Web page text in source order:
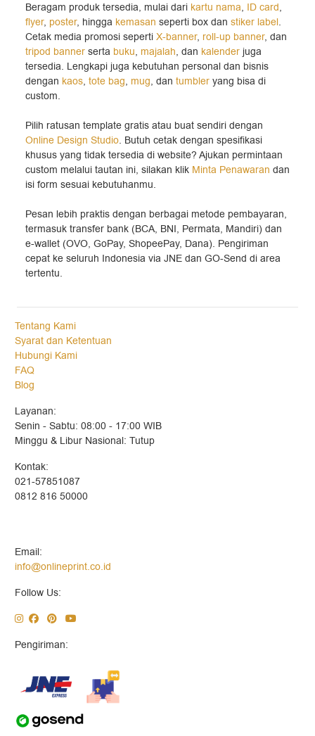
Beragam produk tersedia, mulai dari kartu nama, ID card,
flyer, poster, hingga kemasan seperti box dan stiker label.
Cetak media promosi seperti X-banner, roll-up banner, dan
tripod banner serta buku, majalah, dan kalender juga
tersedia. Lengkapi juga kebutuhan personal dan bisnis
dengan kaos, tote bag, mug, dan tumbler yang bisa di
custom.
Pilih ratusan template gratis atau buat sendiri dengan
Online Design Studio. Butuh cetak dengan spesifikasi
khusus yang tidak tersedia di website? Ajukan permintaan
custom melalui tautan ini, silakan klik Minta Penawaran dan
isi form sesuai kebutuhanmu.
Pesan lebih praktis dengan berbagai metode pembayaran,
termasuk transfer bank (BCA, BNI, Permata, Mandiri) dan
e-wallet (OVO, GoPay, ShopeePay, Dana). Pengiriman
cepat ke seluruh Indonesia via JNE dan GO-Send di area
tertentu.
Tentang Kami
Syarat dan Ketentuan
Hubungi Kami
FAQ
Blog
Layanan:
Senin - Sabtu: 08:00 - 17:00 WIB
Minggu & Libur Nasional: Tutup
Kontak:
021-57851087
0812 816 50000
Email:
info@onlineprint.co.id
Follow Us:
Pengiriman: